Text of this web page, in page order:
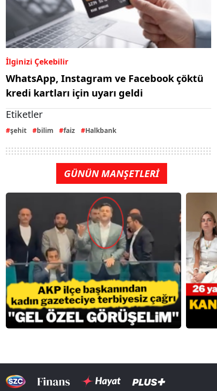
İlginizi Çekebilir
WhatsApp, Instagram ve Facebook çöktü
kredi kartları için uyarı geldi
Etiketler
şehit bilim faiz Halkbank
GÜNÜN MANŞETLERİ